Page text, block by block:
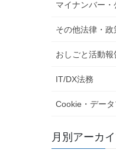
マイナンバー
その他法律・政
おしごと活動報
IT/DX法務
Cookie・デー
月別アーカ